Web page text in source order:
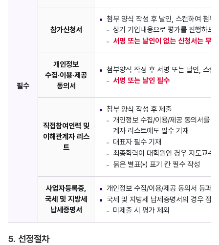
필수
참가신청서
첨부 양식 작성 후 날인, 스캔하여 첨부
상기 기입내용으로 평가를 진행하므
서명 또는 날인이 없는 신청서는 무
개인정보
수집·이용·제공
동의서
첨부양식 작성 후 서명 또는 날인, 스캔
서명 또는 날인 필수
직접참여인력 및
이해관계자 리스
트
첨부 양식 작성 후 제출
개인정보 수집/이용/제공 동의서를
계자 리스트에도 필수 기재
대표자 필수 기재
최종학력이 대학원인 경우 지도교수
붉은 별표(*) 표기 칸 필수 작성
사업자등록증,
국세 및 지방세
납세증명서
개인정보 수집/이용/제공 동의서 등과
국세 및 지방세 납세증명서의 경우 접
미제출 시 평가 제외
5. 선정절차